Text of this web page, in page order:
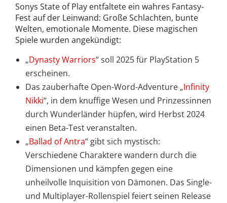
Sonys State of Play entfaltete ein wahres Fantasy-
Fest auf der Leinwand: Große Schlachten, bunte
Welten, emotionale Momente. Diese magischen
Spiele wurden angekündigt:
„Dynasty Warriors“ soll 2025 für PlayStation 5
erscheinen.
Das zauberhafte Open-Word-Adventure „Infinity
Nikki“, in dem knuffige Wesen und Prinzessinnen
durch Wunderländer hüpfen, wird Herbst 2024
einen Beta-Test veranstalten.
„Ballad of Antra“ gibt sich mystisch:
Verschiedene Charaktere wandern durch die
Dimensionen und kämpfen gegen eine
unheilvolle Inquisition von Dämonen. Das Single-
und Multiplayer-Rollenspiel feiert seinen Release